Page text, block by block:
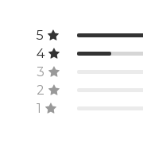
5
4
3
2
1